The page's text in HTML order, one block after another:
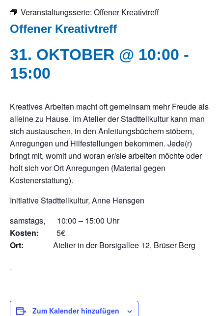
Veranstaltungsserie: Offener Kreativtreff
Offener Kreativtreff
31. OKTOBER @ 10:00 -
15:00
Kreatives Arbeiten macht oft gemeinsam mehr Freude als
alleine zu Hause. Im Atelier der Stadtteilkultur kann man
sich austauschen, in den Anleitungsbüchern stöbern,
Anregungen und Hilfestellungen bekommen. Jede(r)
bringt mit, womit und woran er/sie arbeiten möchte oder
holt sich vor Ort Anregungen (Material gegen
Kostenerstattung).
Initiative Stadtteilkultur, Anne Hensgen
samstags, 10:00 – 15:00 Uhr
Kosten: 5€
Ort: Atelier in der Borsigallee 12, Brüser Berg
Zum Kalender hinzufügen